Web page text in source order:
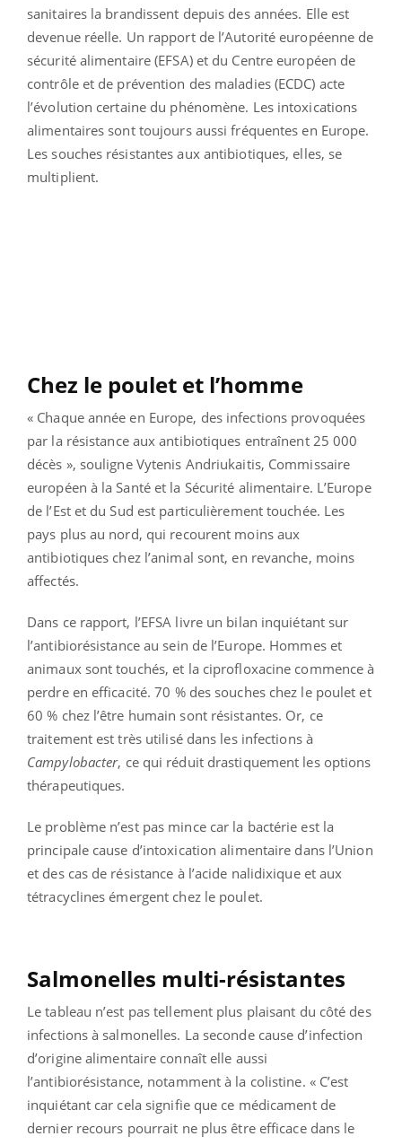
sanitaires la brandissent depuis des années. Elle est
devenue réelle. Un rapport de l’Autorité européenne de
sécurité alimentaire (EFSA) et du Centre européen de
contrôle et de prévention des maladies (ECDC) acte
l’évolution certaine du phénomène. Les intoxications
alimentaires sont toujours aussi fréquentes en Europe.
Les souches résistantes aux antibiotiques, elles, se
multiplient.
Chez le poulet et l’homme
« Chaque année en Europe, des infections provoquées
par la résistance aux antibiotiques entraînent 25 000
décès », souligne Vytenis Andriukaitis, Commissaire
européen à la Santé et la Sécurité alimentaire. L’Europe
de l’Est et du Sud est particulièrement touchée. Les
pays plus au nord, qui recourent moins aux
antibiotiques chez l’animal sont, en revanche, moins
affectés.
Dans ce rapport, l’EFSA livre un bilan inquiétant sur
l’antibiorésistance au sein de l’Europe. Hommes et
animaux sont touchés, et la ciprofloxacine commence à
perdre en efficacité. 70 % des souches chez le poulet et
60 % chez l’être humain sont résistantes. Or, ce
traitement est très utilisé dans les infections à
Campylobacter, ce qui réduit drastiquement les options
thérapeutiques.
Le problème n’est pas mince car la bactérie est la
principale cause d’intoxication alimentaire dans l’Union
et des cas de résistance à l’acide nalidixique et aux
tétracyclines émergent chez le poulet.
Salmonelles multi-résistantes
Le tableau n’est pas tellement plus plaisant du côté des
infections à salmonelles. La seconde cause d’infection
d’origine alimentaire connaît elle aussi
l’antibiorésistance, notamment à la colistine. « C’est
inquiétant car cela signifie que ce médicament de
dernier recours pourrait ne plus être efficace dans le